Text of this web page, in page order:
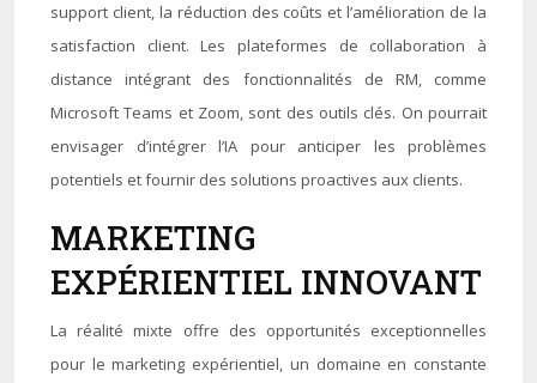
support client, la réduction des coûts et l’amélioration de la
satisfaction client. Les plateformes de collaboration à
distance intégrant des fonctionnalités de RM, comme
Microsoft Teams et Zoom, sont des outils clés. On pourrait
envisager d’intégrer l’IA pour anticiper les problèmes
potentiels et fournir des solutions proactives aux clients.
MARKETING
EXPÉRIENTIEL INNOVANT
La réalité mixte offre des opportunités exceptionnelles
pour le marketing expérientiel, un domaine en constante